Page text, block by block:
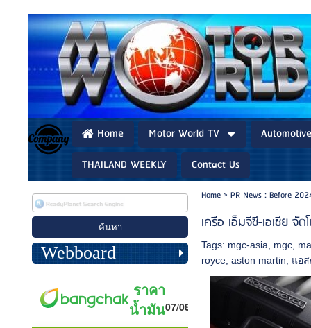
Home Motor World TV
THAILAND WEEKLY
Contact Us
Webboard
Home> PR News : Before
เครือ เอ็มจีซี-เอเชีย
Tags: mgc-asia mgc
royce ,aston martin แอ